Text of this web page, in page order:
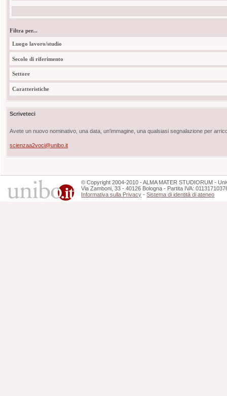
Filtra per...
Luogo lavoro/studio
Secolo di riferimento
Settore
Caratteristiche
Scriveteci
Avete un nuovo nominativo, una data, un'immagine, una qualsiasi segnalazione per
scienzaa2voci@unibo.it
©Copyright 2004-2010 - ALMA MATER STUDIORUM -
Via Zamboni, 33 - 40126 Bologna - Partita IVA:
Informativa sulla Privacy -Sistema di identità di ateneo